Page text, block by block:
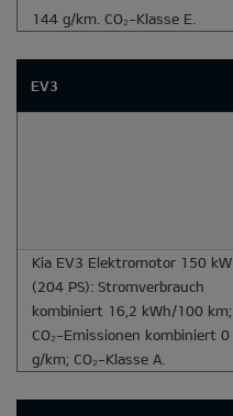
144 g/km. CO₂-Klasse E.
EV3
Kia EV3 Elektromotor 150 kW
(204 PS): Stromverbrauch
kombiniert 16,2 kWh/100 km;
CO₂-Emissionen kombiniert 0
g/km; CO₂-Klasse A.